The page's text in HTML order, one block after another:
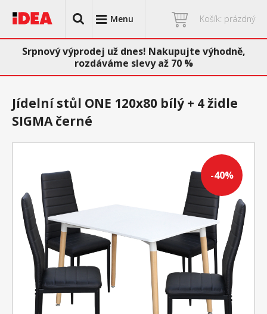
Menu Košík: prázdný
Srpnový výprodej už dnes! Nakupujte výhodně,
rozdáváme slevy až 70 %
-40%
Jídelní stůl ONE 120x80 bílý + 4 židle
SIGMA černé